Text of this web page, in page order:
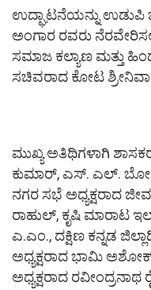
ಉದ್ಘಾಟನೆಯನ್ನು ಉಡುಪಿ
ಅಂಗಾರ ರವರು
ಸಮಾಜ ಕಲ್ಯಾಣ ಮತ್ತು
ಸಚಿವರಾದ ಕೋಟ
ಮುಖ್ಯ ಅತಿಥಿಗಳಾಗಿ
ಕುಮಾರ್, ಎಸ್. ಎಲ್.
ನಗರ ಸಭೆ ಅಧ್ಯಕ್ಷರಾದ
ರಾಹುಲ್, ಕೃಷಿ ಮಾರಾಟ
ಎ.ಎಂ., ದಕ್ಷಿಣ ಕನ್ನಡ
ಅಧ್ಯಕ್ಷರಾದ ಭಾಮಿ
ಅಧ್ಯಕ್ಷರಾದ